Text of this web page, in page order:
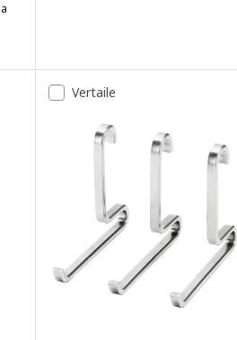
25x26x18 cm
25x26x18 cm
Vertaile